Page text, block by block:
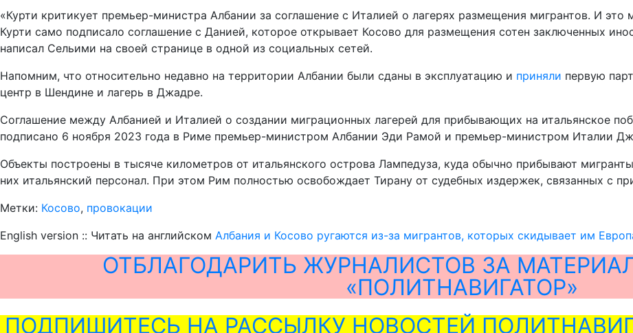
«Курти критикует премьер-министра Албании за соглашение с Италией о лагерях размещения мигрантов. И это
Курти само подписало соглашение с Данией, которое открывает Косово для размещения сотен заключенных
написал Сельими на своей странице в одной из социальных сетей.
Напомним, что относительно недавно на территории Албании были сданы в эксплуатацию и приняли первую
центр в Шендине и лагерь в Джадре.
Соглашение между Албанией и Италией о создании миграционных лагерей для прибывающих на итальянское
подписано 6 ноября 2023 года в Риме премьер-министром Албании Эди Рамой и премьер-министром Италии
Объекты построены в тысяче километров от итальянского острова Лампедуза, куда обычно прибывают
них итальянский персонал. При этом Рим полностью освобождает Тирану от судебных издержек, связанных с
Метки: Косово, провокации
English version :: Читать на английском Албания и Косово ругаются из-за мигрантов, которых скидывает им
ОТБЛАГОДАРИТЬ ЖУРНАЛИСТОВ ЗА
«ПОЛИТНАВИГАТОР»
ПОДПИШИТЕСЬ НА РАССЫЛКУ НОВОСТЕЙ